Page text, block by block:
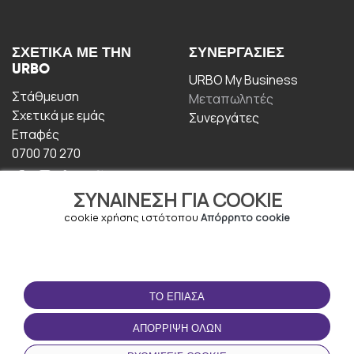
ΣΥΝΑΊΝΕΣΗ ΓΙΑ COOKIE
cookie χρήσης ιστότοπου Απόρρητο cookie
ΤΟ ΈΠΙΑΣΑ
ΑΠΌΡΡΙΨΗ ΌΛΩΝ
ΣΧΕΤΙΚΆ ΜΕ ΤΗΝ
URBO
Στάθμευση
Σχετικά με εμάς
Επαφές
0700 70 270
ΣΥΝΕΡΓΑΣΊΕΣ
URBO My Business
Μεταπωλητές
Συνεργάτες
ΟΡΟΙ ΧΡΉΣΗΣ
Οροι και Προϋποθέσεις
Πολιτική απορρήτου
ΚΑΤΕΒΆΣΤΕ ΤΗΝ
ΕΦΑΡΜΟΓΉ